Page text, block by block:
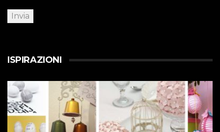
ISPIRAZIONI